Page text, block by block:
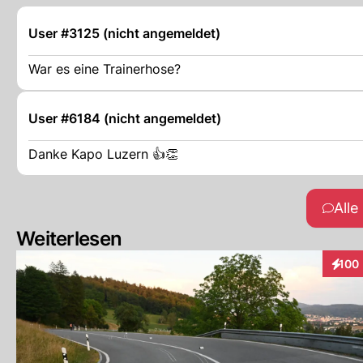
User #3125 (nicht angemeldet)
War es eine Trainerhose?
User #6184 (nicht angemeldet)
Danke Kapo Luzern 👍👏
Weiterlesen
100